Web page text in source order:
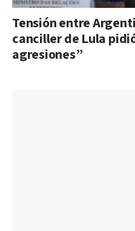
Tensión entre
canciller de Lula
agresiones”